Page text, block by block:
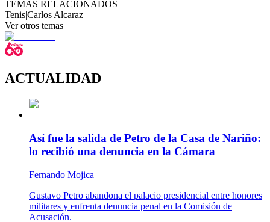
TEMAS RELACIONADOS
Tenis|Carlos Alcaraz
Ver otros temas
ACTUALIDAD
Así fue la salida de Petro de la Casa de Nariño:
lo recibió una denuncia en la Cámara
Fernando Mojica
Gustavo Petro abandona el palacio presidencial entre honores
militares y enfrenta denuncia penal en la Comisión de
Acusación.